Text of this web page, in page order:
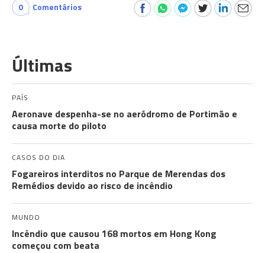
0 Comentários
Últimas
PAÍS
Aeronave despenha-se no aeródromo de Portimão e
causa morte do piloto
CASOS DO DIA
Fogareiros interditos no Parque de Merendas dos
Remédios devido ao risco de incêndio
MUNDO
Incêndio que causou 168 mortos em Hong Kong
começou com beata